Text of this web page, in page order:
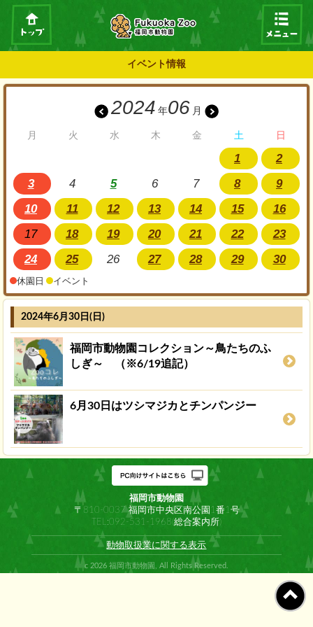
イベント情報
2024 年06 月
月 火 水 木 金 土 日
1
2
3
4 5 6 7 8
9
10
11 12 13 14 15
16
17
18 19 20 21 22
23
24
25 26 27 28 29 30
休園日 イベント
2024年6月30日(日)
福岡市動物園コレクション～鳥たちのふ
しぎ～ （※6/19追記）
6月30日はツシマジカとチンパンジー
福岡市動物園
〒810-0037 福岡市中央区南公園1番1号
TEL:092-531-1968(総合案内所)
動物取扱業に関する表示
c 2026 福岡市動物園, All Rights Reserved.